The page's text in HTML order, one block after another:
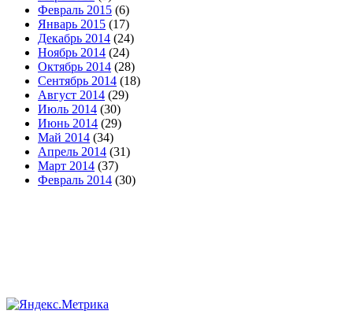
Февраль 2015 (6)
Январь 2015 (17)
Декабрь 2014 (24)
Ноябрь 2014 (24)
Октябрь 2014 (28)
Сентябрь 2014 (18)
Август 2014 (29)
Июль 2014 (30)
Июнь 2014 (29)
Май 2014 (34)
Апрель 2014 (31)
Март 2014 (37)
Февраль 2014 (30)